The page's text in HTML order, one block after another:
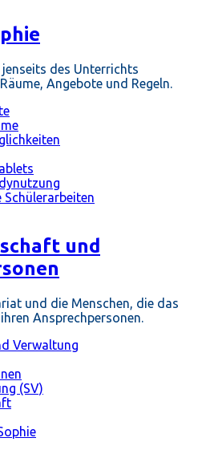
des Unterrichts
Angebote und Regeln.
Schülerarbeiten
und
und die Menschen, die das
Ansprechpersonen.
Verwaltung
(SV)